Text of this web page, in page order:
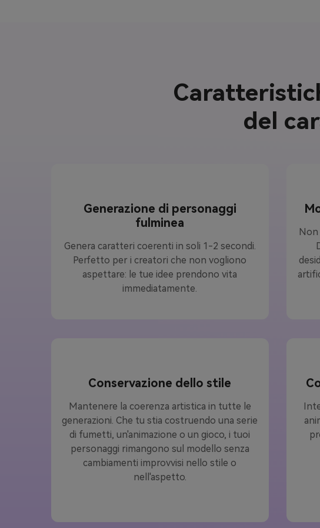
del
Generazione di personaggi
fulminea
Genera caratteri coerenti in soli 1-2 secondi.
Perfetto per i creatori che non vogliono
aspettare: le tue idee prendono vita
immediatamente.
Non
Conservazione dello stile
Mantenere la coerenza artistica in tutte le
generazioni. Che tu stia costruendo una serie
di fumetti, un'animazione o un gioco, i tuoi
personaggi rimangono sul modello senza
cambiamenti improvvisi nello stile o
nell'aspetto.